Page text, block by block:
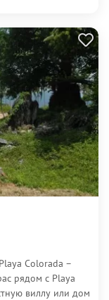
Colorada –
рядом с Playa
виллу или дом